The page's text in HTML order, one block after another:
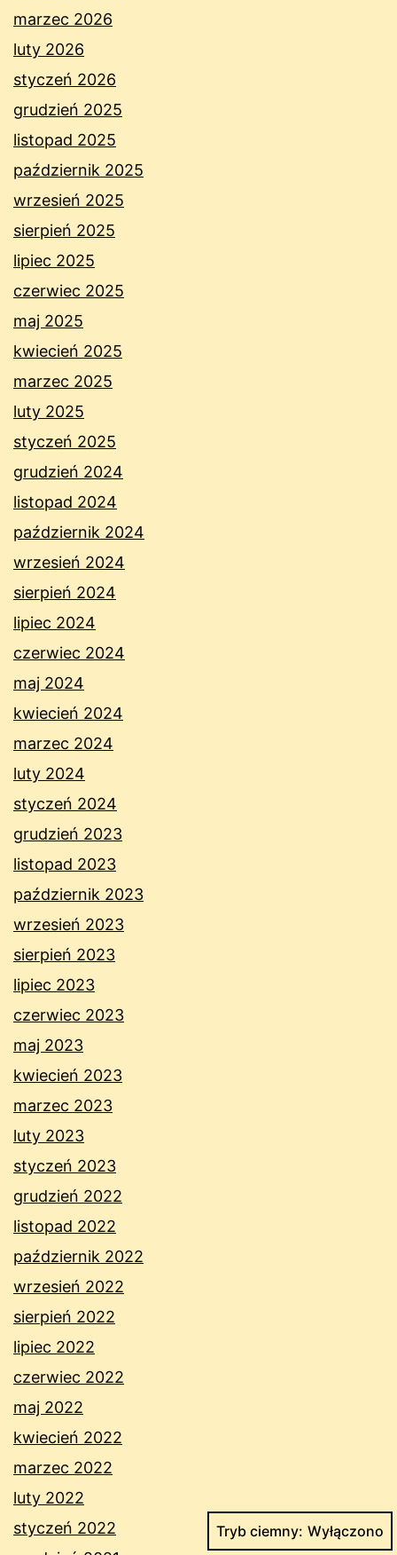
marzec 2026
luty 2026
styczeń 2026
grudzień 2025
listopad 2025
październik 2025
wrzesień 2025
sierpień 2025
lipiec 2025
czerwiec 2025
maj 2025
kwiecień 2025
marzec 2025
luty 2025
styczeń 2025
grudzień 2024
listopad 2024
październik 2024
wrzesień 2024
sierpień 2024
lipiec 2024
czerwiec 2024
maj 2024
kwiecień 2024
marzec 2024
luty 2024
styczeń 2024
grudzień 2023
listopad 2023
październik 2023
wrzesień 2023
sierpień 2023
lipiec 2023
czerwiec 2023
maj 2023
kwiecień 2023
marzec 2023
luty 2023
styczeń 2023
grudzień 2022
listopad 2022
październik 2022
wrzesień 2022
sierpień 2022
lipiec 2022
czerwiec 2022
maj 2022
kwiecień 2022
marzec 2022
luty 2022
styczeń 2022
Tryb ciemny: